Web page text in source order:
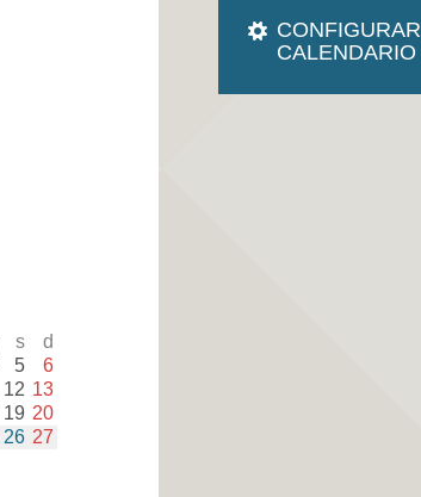
s d
5 6
12 13
19 20
26 27
CONFIGURAR
CALENDARIO